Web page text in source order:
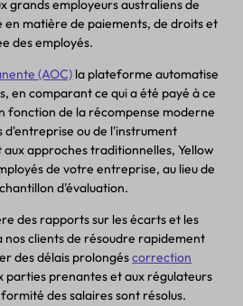
grands employeurs australiens de
matière de paiements, de droits et
des employés.
(AOC) la plateforme automatise
en comparant ce qui a été payé à ce
fonction de la récompense moderne
d'entreprise ou de l'instrument
approches traditionnelles, Yellow
de votre entreprise, au lieu de
d'évaluation.
des rapports sur les écarts et les
clients de résoudre rapidement
des délais prolongéscorrection
prenantes et aux régulateurs
des salaires sont résolus.